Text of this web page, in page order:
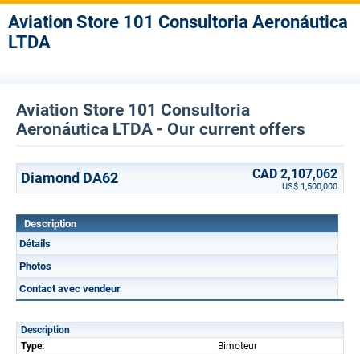
Aviation Store 101 Consultoria Aeronáutica
LTDA
Aviation Store 101 Consultoria
Aeronáutica LTDA - Our current offers
Diamond DA62 CAD 2,107,062
US$ 1,500,000
Description
Détails
Photos
Contact avec vendeur
Description
Type:
Bimoteur